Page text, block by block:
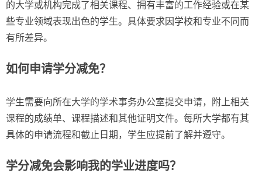
的大学或机构完成了相关课程、拥有丰富的工作经验或在某
些专业领域表现出色的学生。具体要求因学校和专业不同而
有所差异。
如何申请学分减免？
学生需要向所在大学的学术事务办公室提交申请，附上相关
课程的成绩单、课程描述和其他证明文件。每所大学都有其
具体的申请流程和截止日期，学生应提前了解并遵守。
学分减免会影响我的学业进度吗？